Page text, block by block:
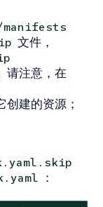
文件，
请注意，在
建的资源；
：